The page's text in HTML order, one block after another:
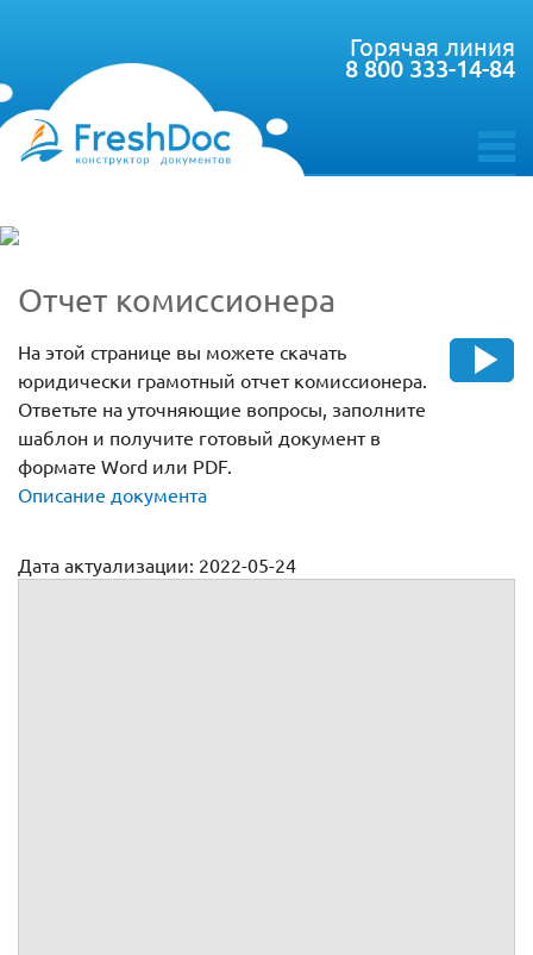
toggle
Горячая линия
8 800 333-14-84
Отчет комиссионера
На этой странице вы можете скачать
юридически грамотный отчет комиссионера.
Ответьте на уточняющие вопросы, заполните
шаблон и получите готовый документ в
формате Word или PDF.
Описание документа
Дата актуализации: 2022-05-24